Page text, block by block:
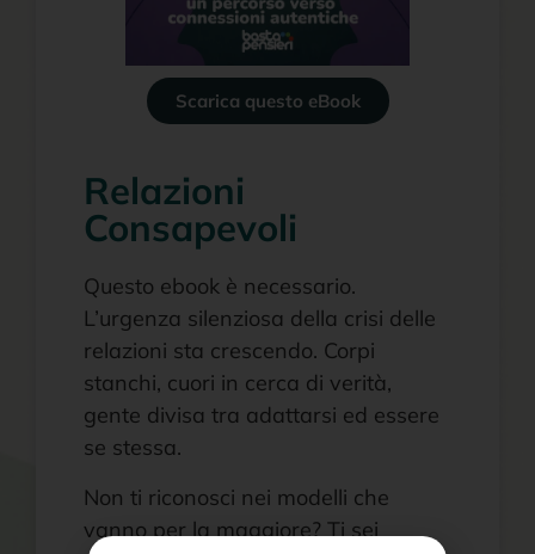
Scarica questo eBook
Relazioni
Consapevoli
Questo ebook è necessario.
L’urgenza silenziosa della crisi delle
relazioni sta crescendo. Corpi
stanchi, cuori in cerca di verità,
gente divisa tra adattarsi ed essere
se stessa.
Non ti riconosci nei modelli che
vanno per la maggiore? Ti sei